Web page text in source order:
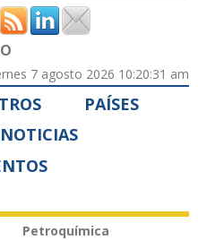
7 agosto 2026 10:20:31 am
PAÍSES
NOTICIAS
Petroquímica